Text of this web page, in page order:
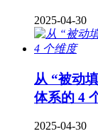
2025-04-30
从 “被动
体系的 4
2025-04-30